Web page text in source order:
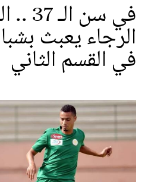
في سن
الرجاء يعبث
في القسم الثاني